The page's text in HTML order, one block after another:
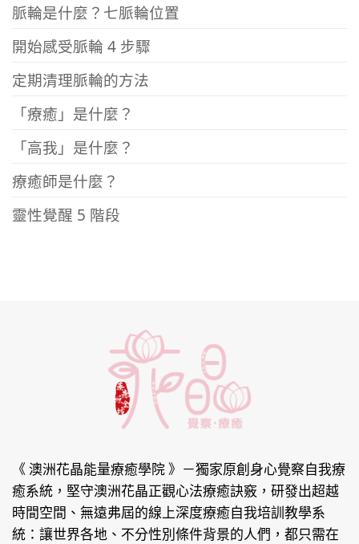
脈輪是什麼？七脈輪位置
開始感受脈輪 4 步驟
定期清理脈輪的方法
「療癒」是什麼？
「高我」是什麼？
療癒師是什麼？
靈性覺醒 5 階段
《 澳洲花晶能量療癒學院 》 －獨家原創身心覺察自我療
癒系統，堅守澳洲花晶正觀心法療癒訣竅，研發出超越
時間空間、無遠弗屆的線上深度療癒自我培訓教學系
統：讓世界各地、不分性別條件背景的人們，都只需在